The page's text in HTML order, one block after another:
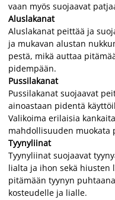
vaan myös suojaavat
Aluslakanat
Aluslakanat peittää ja
ja mukavan alustan
pestä, mikä auttaa
pidempään.
Pussilakanat
Pussilakanat suojaavat
ainoastaan pidentä
Valikoima erilaisia
mahdollisuuden muokata
Tyynyliinat
Tyynyliinat suojaavat
lialta ja ihon sekä
pitämään tyynyn
kosteudelle ja lialle.